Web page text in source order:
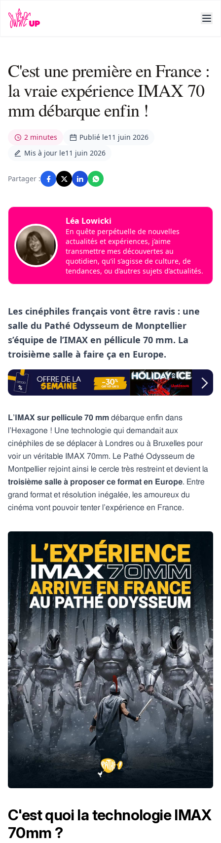
C'est une première en France :
la vraie expérience IMAX 70
mm débarque enfin !
2 minutes Publié le11 juin 2026
Mis à jour le11 juin 2026
Partager :
Léa Lowicki
En quête perpétuelle de nouvelles
actualités et expériences, j’aime
transmettre mes découvertes au
quotidien, qu’il s’agisse de culture, de
tendances, ou d’autres sujets d’actualités.
Les cinéphiles français vont être ravis : une
salle du Pathé Odysseum de Monptellier
s’équipe de l’IMAX en péllicule 70 mm. La
troisième salle à faire ça en Europe.
L’IMAX sur pellicule 70 mm débarque enfin dans
l’Hexagone ! Une technologie qui demandait aux
cinéphiles de se déplacer à Londres ou à Bruxelles pour
voir un véritable IMAX 70mm. Le Pathé Odysseum de
Montpellier rejoint ainsi le cercle très restreint et devient la
troisième salle à proposer ce format en Europe. Entre
grand format et résolution inégalée, les amoureux du
cinéma vont pouvoir tenter l’expérience en France.
C'est quoi la technologie IMAX
70mm ?